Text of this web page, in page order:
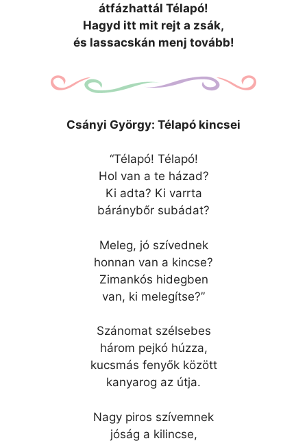
átfázhattál Télapó!
Hagyd itt mit rejt a zsák,
és lassacskán menj tovább!
Csányi György: Télapó kincsei
“Télapó! Télapó!
Hol van a te házad?
Ki adta? Ki varrta
báránybőr subádat?
Meleg, jó szívednek
honnan van a kincse?
Zimankós hidegben
van, ki melegítse?”
Szánomat szélsebes
három pejkó húzza,
kucsmás fenyők között
kanyarog az útja.
Nagy piros szívemnek
jóság a kilincse,